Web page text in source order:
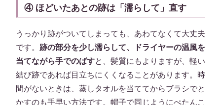
④ ほどいたあとの跡は「濡らして」直す
うっかり跡がついてしまっても、あわてなくて大丈夫
です。 跡の部分を少し濡らして、ドライヤーの温風を
当てながら手でのばすと、髪質にもよりますが、軽い
結び跡であれば目立ちにくくなることがあります。時
間がないときは、蒸しタオルを当ててからブラシでと
かすのも手早い方法です。帽子で同じようにぺたんこ